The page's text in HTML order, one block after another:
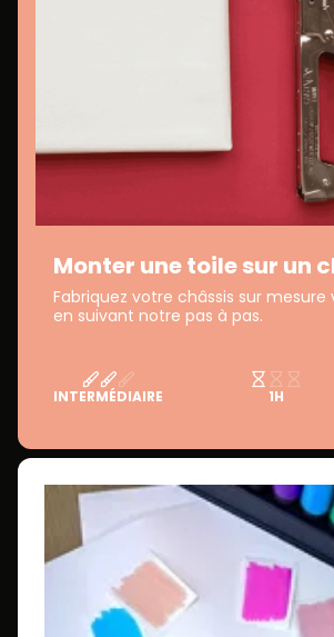
Monter une toile sur un
Fabriquez votre châssis sur
en suivant notre pas à pas.
INTERMÉDIAIRE 1H